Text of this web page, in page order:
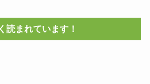
読まれています！